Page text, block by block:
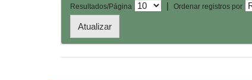
Resultados/Página | Ordenar registros por